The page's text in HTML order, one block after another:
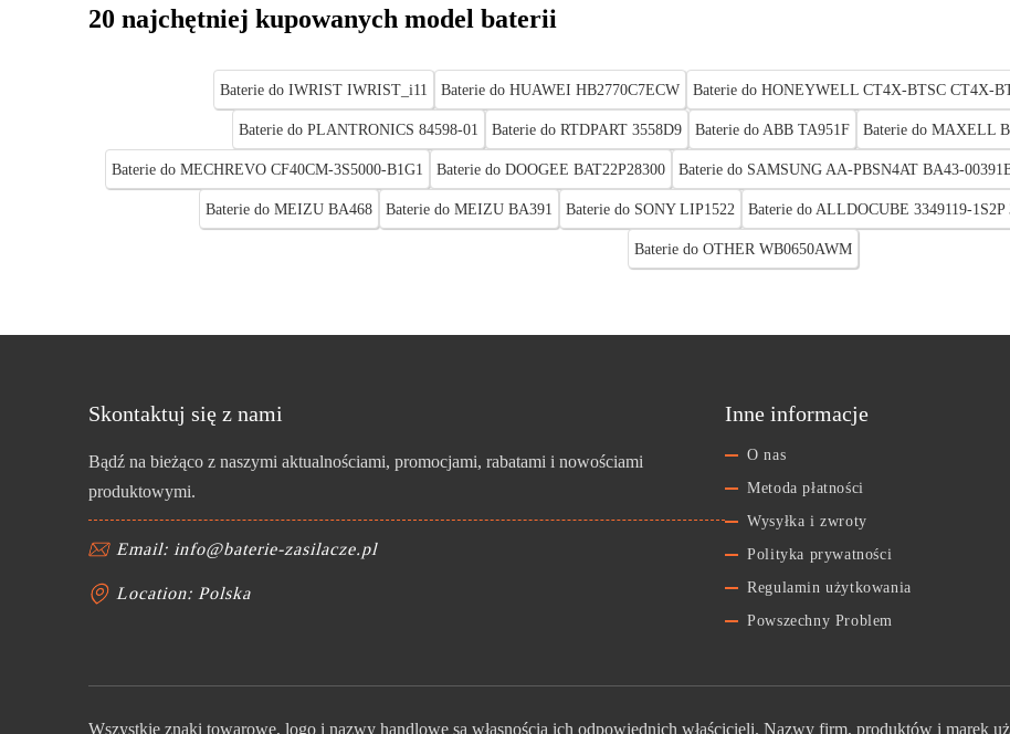
20 najchętniej kupowanych model baterii
Baterie do IWRIST IWRIST_i11 Baterie do HUAWEI HB2770C7ECW Baterie do HONEYWELL CT4X-BTSC CT4X-
Baterie do PLANTRONICS 84598-01 Baterie do RTDPART 3558D9 Baterie do ABB TA951F Baterie do MAXELL
Baterie do MECHREVO CF40CM-3S5000-B1G1 Baterie do DOOGEE BAT22P28300 Baterie do SAMSUNG AA-PBSN4AT BA43-
Baterie do MEIZU BA468 Baterie do MEIZU BA391 Baterie do SONY LIP1522 Baterie do ALLDOCUBE 3349119-1S2P
Baterie do OTHER WB0650AWM
Skontaktuj się z nami
Bądź na bieżąco z naszymi aktualnościami, promocjami, rabatami i nowościami
produktowymi.
Email: info@baterie-zasilacze.pl
Location: Polska
Inne informacje
O nas
Metoda płatności
Wysyłka i zwroty
Polityka prywatności
Regulamin użytkowania
Powszechny Problem
Wszystkie znaki towarowe, logo i nazwy handlowe są własnością ich odpowiednich właścicieli. Nazwy firm, produktów i marek